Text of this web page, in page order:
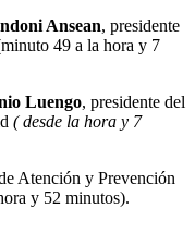
Ansean, presidente
49 a la hora y 7
Luengo, presidente del
( desde la hora y 7
Atención y Prevención
y 52 minutos).